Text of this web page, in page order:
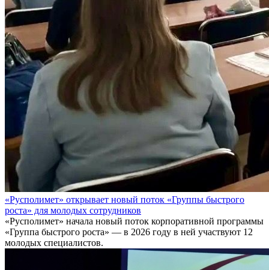
«Русполимет» открывает новый поток «Группы быстрого
роста» для молодых сотрудников
«Русполимет» начала новый поток корпоративной программы
«Группа быстрого роста» — в 2026 году в ней участвуют 12
молодых специалистов.